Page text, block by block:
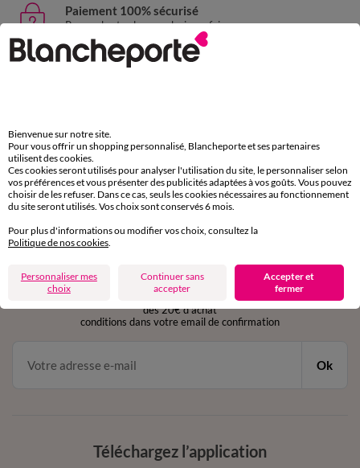
Paiement 100% sécurisé
Payez plus tard ou en plusieurs fois
Livraison express
sous 30 jours avec Mondial Relay uniquement
Service clients
par chat et par téléphone
de 8h00 à 20h00 du lundi au samedi
en vous inscrivant à la newsletter
dès 20€ d’achat
conditions dans votre email de confirmation
Ok
Téléchargez l’application
Bienvenue sur notre site.
Pour vous offrir un shopping personnalisé, Blancheporte et ses partenaires
utilisent des cookies.
Ces cookies seront utilisés pour analyser l'utilisation du site, le personnaliser selon
vos préférences et vous présenter des publicités adaptées à vos goûts. Vous pouvez
choisir de les refuser. Dans ce cas, seuls les cookies nécessaires au fonctionnement
du site seront utilisés. Vos choix sont conservés 6 mois.
Pour plus d'informations ou modifier vos choix, consultez la
Politique de nos cookies
Personnaliser mes
choix
Continuer sans
accepter
Accepter et
fermer